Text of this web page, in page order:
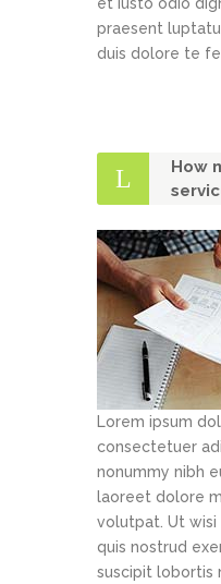
et iusto odio
praesent
duis dolore te
How
Lorem ipsum
consectetuer
nonummy nibh
laoreet dolore
volutpat. Ut wisi
quis nostrud
suscipit lobortis